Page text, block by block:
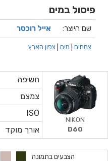
פיסול במים
שם היוצר: אייל רוכסר
צמחים מים צפון הארץ
חשיפה
צמצם
ISO
אורך מוקד
NIKON
D60
הצבעים בתמונה